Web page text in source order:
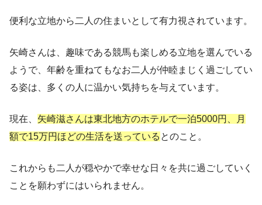
便利な立地から二人の住まいとして有力視されています。
矢崎さんは、趣味である競馬も楽しめる立地を選んでいる
ようで、年齢を重ねてもなお二人が仲睦まじく過ごしてい
る姿は、多くの人に温かい気持ちを与えています。
現在、 矢崎滋さんは東北地方のホテルで一泊5000円、月
額で15万円ほどの生活を送っている とのこと。
これからも二人が穏やかで幸せな日々を共に過ごしていく
ことを願わずにはいられません。